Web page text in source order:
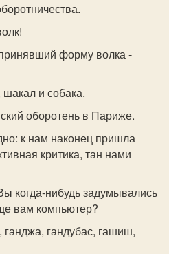
форму волка -
и собака.
оборотень в Париже.
к нам наконец пришла
критика, тан нами
когда-нибудь задумывались
вам компьютер?
гандубас, гашиш,